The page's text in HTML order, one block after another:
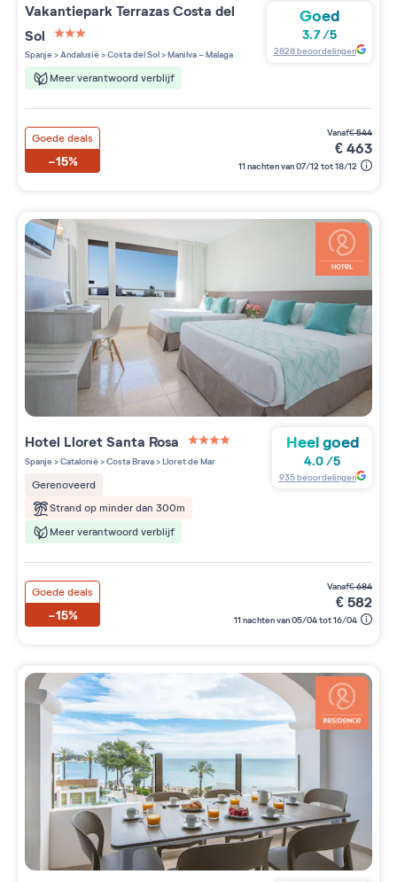
VakantieparkTerrazas Costa del
Sol
3 étoiles sur 5
Spanje>Andalusië>Costa del Sol>Manilva - Malaga
Meer verantwoord verblijf
Goed
3.7/5
2828beoordelingen
Goede deals
-15%
vanaf€544
€463
11 nachten van 07/12 tot 18/12
Hotel Lloret Santa Rosa
4 étoiles sur 5
Spanje>Catalonië>Costa Brava>Lloret de Mar
Gerenoveerd
Strand op minder dan 300m
Meer verantwoord verblijf
Heel goed
4.0/5
935beoordelingen
Goede deals
-15%
vanaf€684
€582
11 nachten van 05/04 tot 16/04